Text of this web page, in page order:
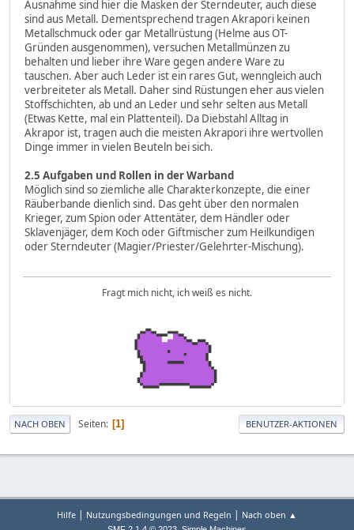
Ausnahme sind hier die Masken der Sterndeuter, auch diese
sind aus Metall. Dementsprechend tragen Akrapori keinen
Metallschmuck oder gar Metallrüstung (Helme aus OT-
Gründen ausgenommen), versuchen Metallmünzen zu
behalten und lieber ihre Ware gegen andere Ware zu
tauschen. Aber auch Leder ist ein rares Gut, wenngleich auch
verbreiteter als Metall. Daher sind Rüstungen eher aus vielen
Stoffschichten, ab und an Leder und sehr selten aus Metall
(Etwas Kette, mal ein Plattenteil). Da Diebstahl Alltag in
Akrapor ist, tragen auch die meisten Akrapori ihre wertvollen
Dinge immer in vielen Beuteln bei sich.
2.5 Aufgaben und Rollen in der Warband
Möglich sind so ziemliche alle Charakterkonzepte, die einer
Räuberbande dienlich sind. Das geht über den normalen
Krieger, zum Spion oder Attentäter, dem Händler oder
Sklavenjäger, dem Koch oder Giftmischer zum Heilkundigen
oder Sterndeuter (Magier/Priester/Gelehrter-Mischung).
Fragt mich nicht, ich weiß es nicht.
NACH OBEN Seiten 1 BENUTZER-AKTIONEN
Hilfe Nutzungsbedingungen und Regeln Nach oben ▲